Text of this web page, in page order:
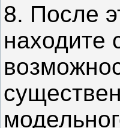
8. После
находите